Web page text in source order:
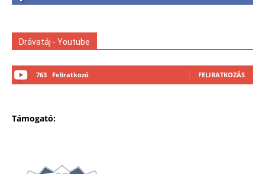
Drávatáj - Youtube
763 Feliratkozó FELIRATKOZÁS
Támogató: